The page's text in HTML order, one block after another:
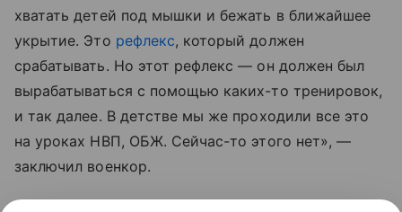
хватать детей под мышки и бежать в ближайшее
укрытие. Это рефлекс, который должен
срабатывать. Но этот рефлекс — он должен был
вырабатываться с помощью каких-то тренировок,
и так далее. В детстве мы же проходили все это
на уроках НВП, ОБЖ. Сейчас-то этого нет», —
заключил военкор.